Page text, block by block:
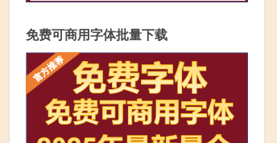
免费可商用字体批量下载